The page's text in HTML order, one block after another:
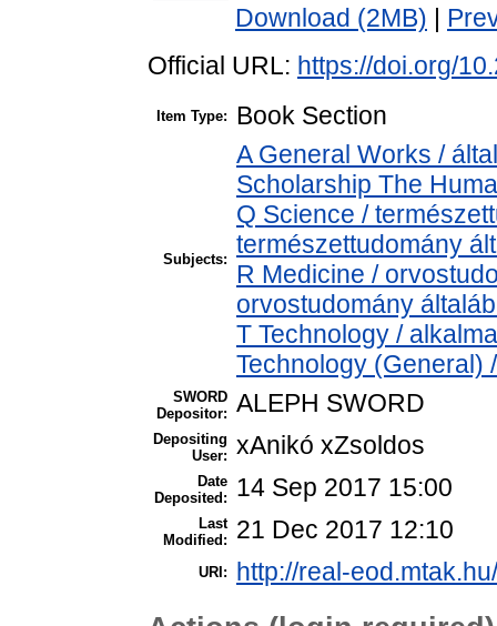
Download (2MB)
Official URL: https://doi.org/
Item Type: Book Section
Subjects:
A General Works /
Scholarship The
Q Science /
természettudomány
R Medicine /
orvostudomány
T Technology /
Technology (General)
SWORD
Depositor: ALEPH SWORD
Depositing
User: xAnikó xZsoldos
Date
Deposited:
14 Sep 2017 15:00
Last
Modified:
21 Dec 2017 12:10
URI: http://real-